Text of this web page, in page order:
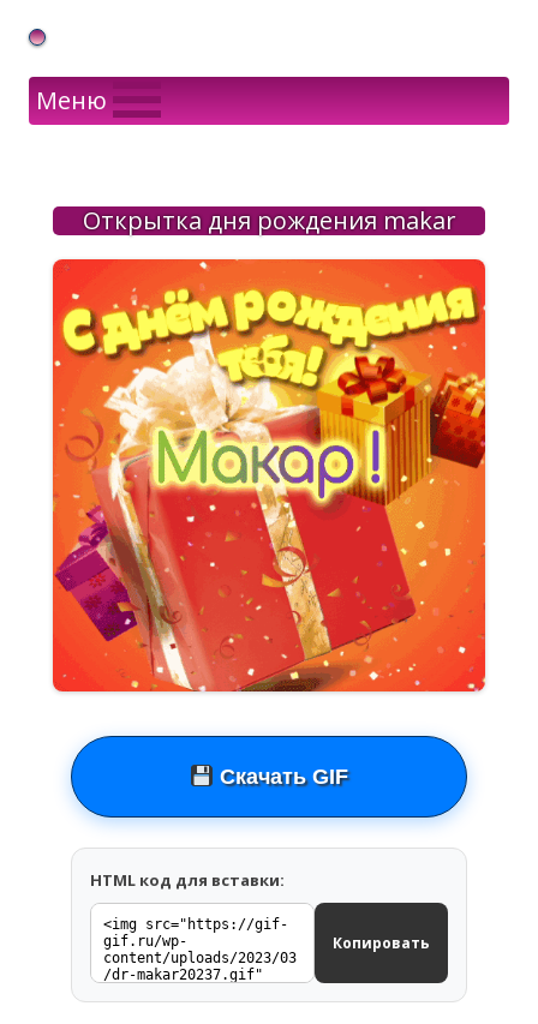
Gif Открытки в подарок
Меню
Открытка дня рождения makar
Скачать GIF
HTML код для вставки:
Копировать